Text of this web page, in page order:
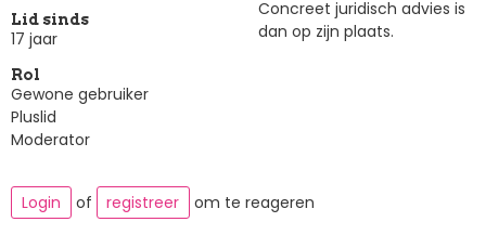
Lid sinds
17 jaar
Rol
Gewone gebruiker
Pluslid
Moderator
Concreet juridisch advies is
dan op zijn plaats.
Login of registreer om te reageren